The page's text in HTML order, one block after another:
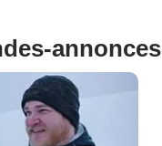
annonces